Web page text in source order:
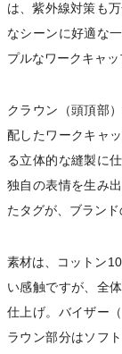
は、紫外線対策も
なシーンに好適な
プルなワークキャッ
クラウン（頭頂部
配したワークキャ
る立体的な縫製に
独自の表情を生み
たタグが、ブラン
素材は、コットン
い感触ですが、全
仕上げ。バイザー
ラウン部分はソフ